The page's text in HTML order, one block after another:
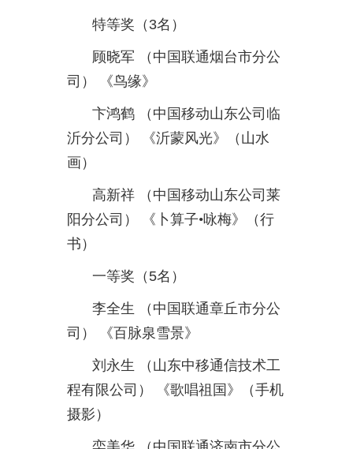
特等奖（ 3名）
顾晓军
（中国联通烟台市分公
司）
《鸟缘》
卞鸿鹤
（中国移动山东公司临
沂分公司）
《沂蒙风光》（山水
画）
高新祥
（中国移动山东公司莱
阳分公司）
《卜算子•咏梅》（行
书）
一等奖（ 5名）
李全生
（中国联通章丘市分公
司）
《百脉泉雪景》
刘永生
（山东中移通信技术工
程有限公司）
《歌唱祖国》（手机
摄影）